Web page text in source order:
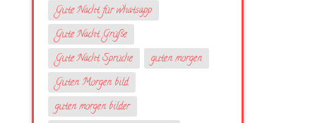
Gute Nacht für whatsapp
Gute Nacht Grüße
Gute Nacht Sprüche
guten morgen
Guten Morgen bild
guten morgen bilder